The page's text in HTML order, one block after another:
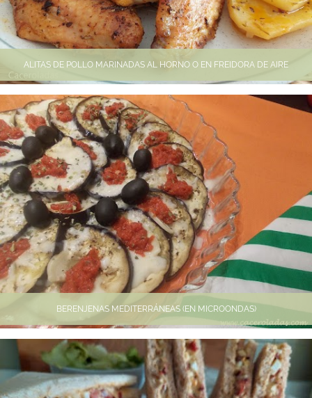
ALITAS DE POLLO MARINADAS AL HORNO O EN FREIDORA DE AIRE
BERENJENAS MEDITERRÁNEAS (EN MICROONDAS)